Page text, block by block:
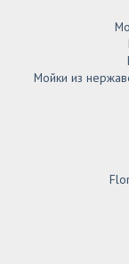
Мойки из